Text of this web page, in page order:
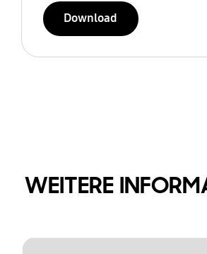
Download
WEITERE